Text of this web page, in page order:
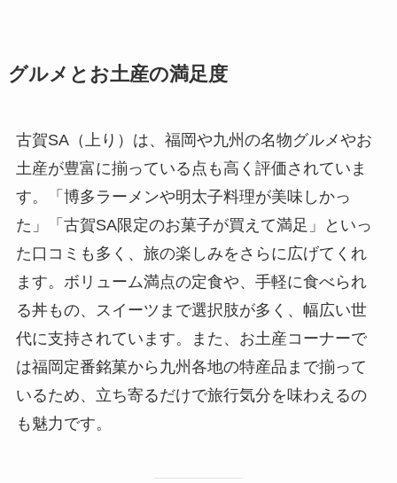
グルメとお土産の満足度
古賀SA（上り）は、福岡や九州の名物グルメやお
土産が豊富に揃っている点も高く評価されていま
す。「博多ラーメンや明太子料理が美味しかっ
た」「古賀SA限定のお菓子が買えて満足」といっ
た口コミも多く、旅の楽しみをさらに広げてくれ
ます。ボリューム満点の定食や、手軽に食べられ
る丼もの、スイーツまで選択肢が多く、幅広い世
代に支持されています。また、お土産コーナーで
は福岡定番銘菓から九州各地の特産品まで揃って
いるため、立ち寄るだけで旅行気分を味わえるの
も魅力です。